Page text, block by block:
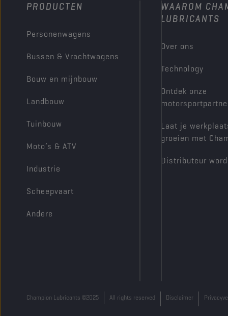
PRODUCTEN
Personenwagens
Bussen & Vrachtwagens
Bouw en mijnbouw
Landbouw
Tuinbouw
Moto’s & ATV
Industrie
Scheepvaart
Andere
WAAROM
LUBRICANTS
Over ons
Technology
Ontdek onze
Laat je
groeien met
Distributeur
Champion Lubricants ©2025 All rights reserved Disclaimer